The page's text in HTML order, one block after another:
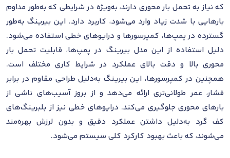
که نیاز به تحمل بار محوری دارند، به‌ویژه در شرایطی که به‌طور مداوم
بارهایی با شدت زیاد وارد می‌شود، کاربرد دارد. این بیرینگ به‌طور
گسترده در پمپ‌ها، کمپرسورها و درایوهای خطی استفاده می‌شود.
دلیل استفاده از این مدل بیرینگ در پمپ‌ها، قابلیت تحمل بار
محوری بالا و دقت بالای عملکرد در شرایط کاری مختلف است.
همچنین در کمپرسورها، این بیرینگ به‌دلیل طراحی مقاوم در برابر
فشار، عمر طولانی‌تری ارائه می‌دهد و از بروز آسیب‌های ناشی از
بارهای محوری جلوگیری می‌کند. درایوهای خطی نیز از بلبرینگ‌های
کف گرد به‌دلیل داشتن عملکرد دقیق و بدون لرزش بهره‌مند
می‌شوند، که باعث بهبود کارکرد کلی سیستم می‌شود.